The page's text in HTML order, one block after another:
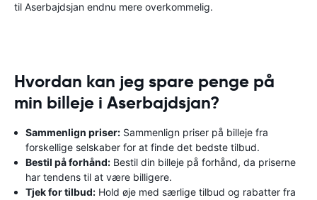
til Aserbajdsjan endnu mere overkommelig.
Hvordan kan jeg spare penge på
min billeje i Aserbajdsjan?
Sammenlign priser: Sammenlign priser på billeje fra
forskellige selskaber for at finde det bedste tilbud.
Bestil på forhånd: Bestil din billeje på forhånd, da priserne
har tendens til at være billigere.
Tjek for tilbud: Hold øje med særlige tilbud og rabatter fra